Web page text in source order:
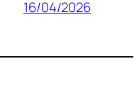
16/04/2026